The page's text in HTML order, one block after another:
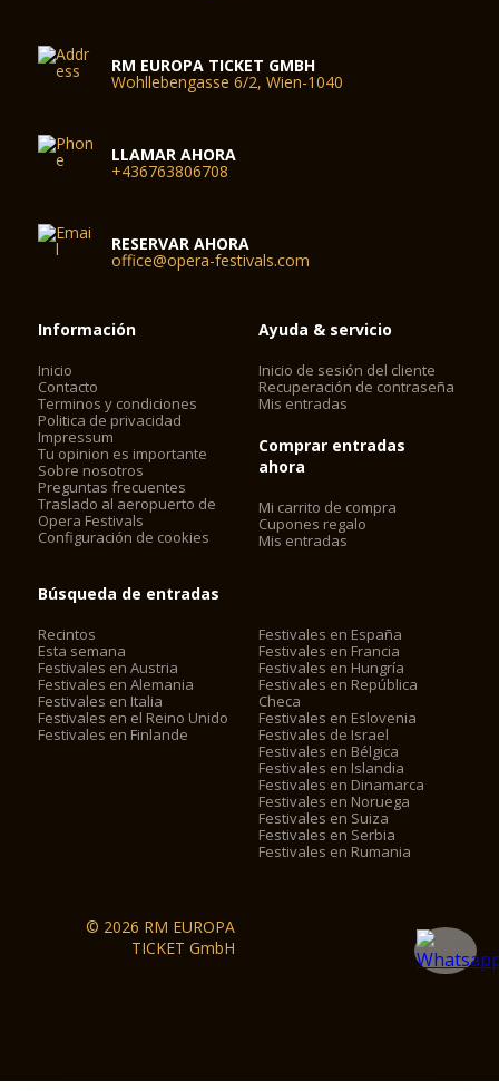
RM EUROPA TICKET GMBH
Wohllebengasse 6/2, Wien-1040
LLAMAR AHORA
+436763806708
RESERVAR AHORA
office@opera-festivals.com
Información
Inicio
Contacto
Terminos y condiciones
Politica de privacidad
Impressum
Tu opinion es importante
Sobre nosotros
Preguntas frecuentes
Traslado al aeropuerto de
Opera Festivals
Configuración de cookies
Ayuda & servicio
Inicio de sesión del cliente
Recuperación de contraseña
Mis entradas
Comprar entradas
ahora
Mi carrito de compra
Cupones regalo
Mis entradas
Búsqueda de entradas
Recintos
Esta semana
Festivales en Austria
Festivales en Alemania
Festivales en Italia
Festivales en el Reino Unido
Festivales en Finlande
Festivales en España
Festivales en Francia
Festivales en Hungría
Festivales en República
Checa
Festivales en Eslovenia
Festivales de Israel
Festivales en Bélgica
Festivales en Islandia
Festivales en Dinamarca
Festivales en Noruega
Festivales en Suiza
Festivales en Serbia
Festivales en Rumania
© 2026 RM EUROPA
TICKET GmbH